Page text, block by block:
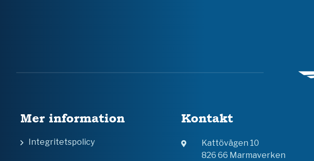
Mer information
Integritetspolicy
Kontakt
Kattövägen 10
826 66 Marmaverken